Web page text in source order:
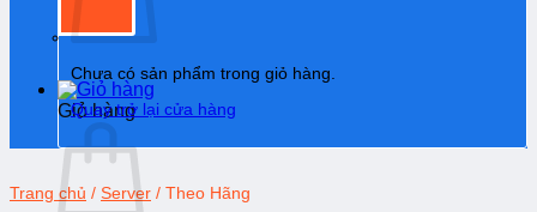
Giỏ hàng
Chưa có sản phẩm trong giỏ hàng.
Quay trở lại cửa hàng
Trang chủ / Server / Theo Hãng